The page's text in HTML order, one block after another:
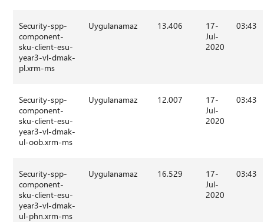
Security-spp-
component-
sku-client-esu-
year3-vl-dmak-
pl.xrm-ms
Uygulanamaz 13.406
17-
Jul-
2020
03:43
Security-spp-
component-
sku-client-esu-
year3-vl-dmak-
ul-oob.xrm-ms
Uygulanamaz 12.007
17-
Jul-
2020
03:43
Security-spp-
component-
sku-client-esu-
year3-vl-dmak-
ul-phn.xrm-ms
Uygulanamaz 16.529
17-
Jul-
2020
03:43